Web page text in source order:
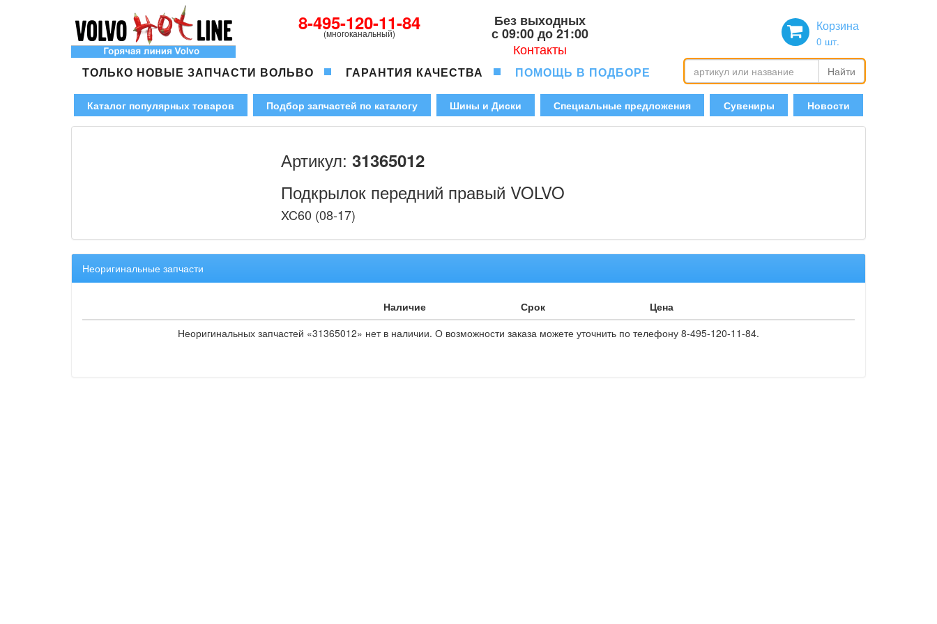
8-495-120-11-84
(многоканальный)
Без выходных
с 09:00 до 21:00
Контакты
Корзина
0 шт.
ТОЛЬКО НОВЫЕ ЗАПЧАСТИ ВОЛЬВО ГАРАНТИЯ КАЧЕСТВА ПОМОЩЬ В ПОДБОРЕ Найти
Каталог популярных товаров Подбор запчастей по каталогу Шины и Диски Специальные предложения Сувениры Новости
Артикул: 31365012
Подкрылок передний правый VOLVO
XC60 (08-17)
Неоригинальные запчасти
Наличие Срок
Цена
Неоригинальных запчастей «31365012» нет в наличии. О возможности заказа можете уточнить по телефону 8-495-120-11-84.